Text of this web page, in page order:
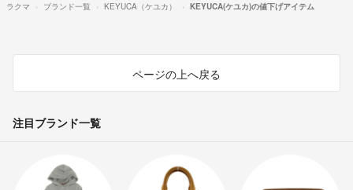
ラクマ ブランド一覧 KEYUCA（ケユカ） KEYUCA(ケユカ)の値下げアイテム
ページの上へ戻る
注目ブランド一覧